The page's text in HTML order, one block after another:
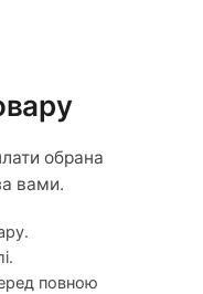
обрана
вами.
повною